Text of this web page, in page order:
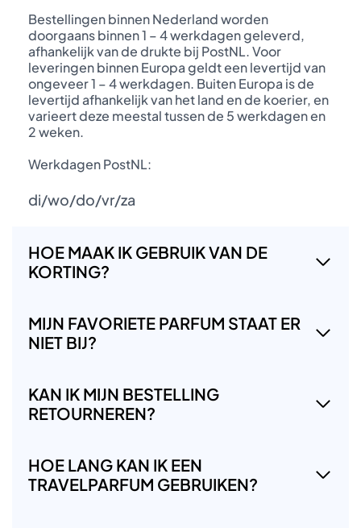
Bestellingen binnen Nederland worden
doorgaans binnen 1 – 4 werkdagen geleverd,
afhankelijk van de drukte bij PostNL. Voor
leveringen binnen Europa geldt een levertijd van
ongeveer 1 – 4 werkdagen. Buiten Europa is de
levertijd afhankelijk van het land en de koerier, en
varieert deze meestal tussen de 5 werkdagen en
2 weken.
Werkdagen PostNL:
di/wo/do/vr/za
HOE MAAK IK GEBRUIK VAN DE
KORTING?
MIJN FAVORIETE PARFUM STAAT ER
NIET BIJ?
KAN IK MIJN BESTELLING
RETOURNEREN?
HOE LANG KAN IK EEN
TRAVELPARFUM GEBRUIKEN?